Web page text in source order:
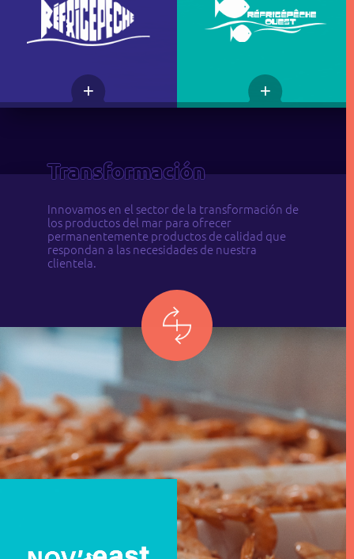
Innovamos en el sector de la transformación de
los productos del mar para ofrecer
permanentemente productos de calidad que
respondan a las necesidades de nuestra
clientela.
Transformación